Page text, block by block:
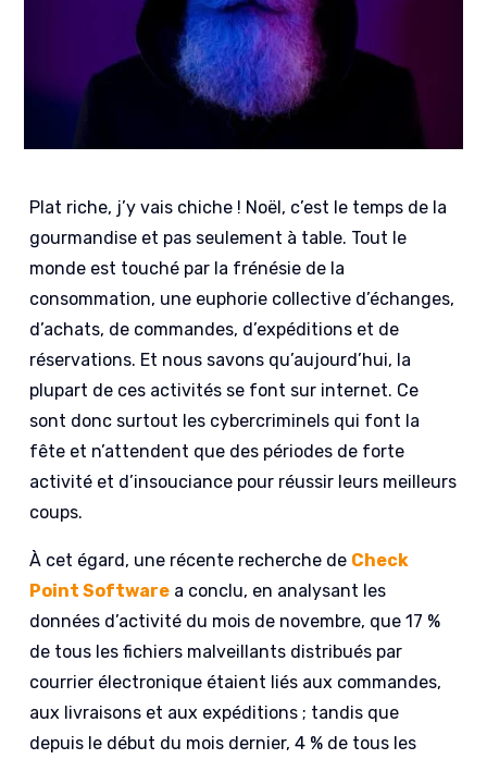
Plat riche, j’y vais chiche ! Noël, c’est le temps de la
gourmandise et pas seulement à table. Tout le
monde est touché par la frénésie de la
consommation, une euphorie collective d’échanges,
d’achats, de commandes, d’expéditions et de
réservations. Et nous savons qu’aujourd’hui, la
plupart de ces activités se font sur internet. Ce
sont donc surtout les cybercriminels qui font la
fête et n’attendent que des périodes de forte
activité et d’insouciance pour réussir leurs meilleurs
coups.
À cet égard, une récente recherche de Check
Point Software a conclu, en analysant les
données d’activité du mois de novembre, que 17 %
de tous les fichiers malveillants distribués par
courrier électronique étaient liés aux commandes,
aux livraisons et aux expéditions ; tandis que
depuis le début du mois dernier, 4 % de tous les